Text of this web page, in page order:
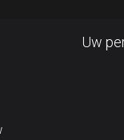
Uw